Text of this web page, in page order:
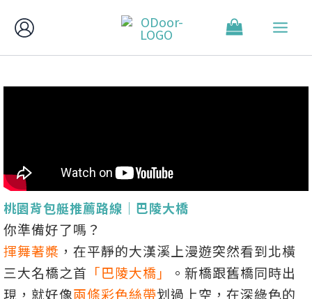
內
桃園背包艇推薦路線｜巴陵大橋
你準備好了嗎？
揮舞著槳 ，在平靜的大漢溪上漫遊突然看到北橫
三大名橋之首 「巴陵大橋」
。新橋跟舊橋同時出
現，就好像兩條彩色絲帶划過上空，在深綠色的